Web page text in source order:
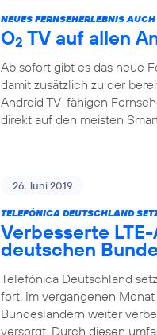
NEUES FERNSEHERLEBNIS
O2 TV auf allen
Ab sofort gibt es das neue
damit zusätzlich zu der
Android TV-fähigen
direkt auf den meisten
26. Juni 2019
TELEFÓNICA DEUTSCHLAND
Verbesserte
deutschen
Telefónica Deutschland
fort. Im vergangenen
Bundesländern weiter
versorgt. Durch diesen